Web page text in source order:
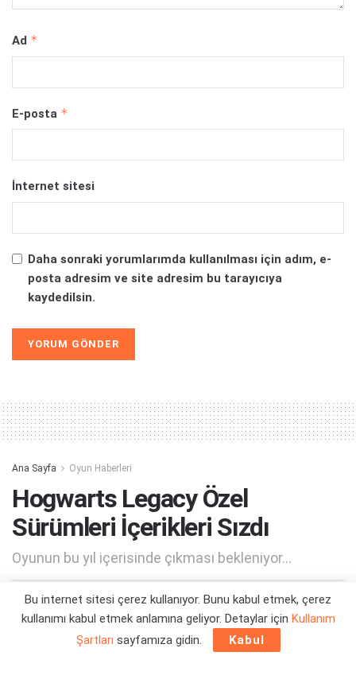
Ad *
E-posta *
İnternet sitesi
Daha sonraki yorumlarımda kullanılması için adım, e-
posta adresim ve site adresim bu tarayıcıya
kaydedilsin.
Ana Sayfa Oyun Haberleri
Hogwarts Legacy Özel
Sürümleri İçerikleri Sızdı
Oyunun bu yıl içerisinde çıkması bekleniyor...
Yazar: Orçun Çavuşoğlu 24/07/2022 17:04
Bu internet sitesi çerez kullanıyor. Bunu kabul etmek, çerez
kullanımı kabul etmek anlamına geliyor. Detaylar için Kullanım
Şartları sayfamıza gidin. Kabul